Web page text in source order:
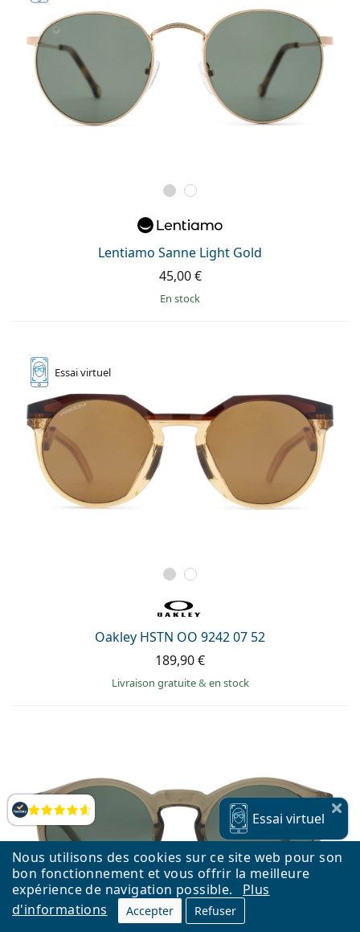
Nous utilisons des cookies sur ce site web pour son
bon fonctionnement et vous offrir la meilleure
expérience de navigation possible.
Plus
d'informations
Accepter Refuser
Évaluation
Lentiamo Sanne Light Gold
45,00 €
en stock
Essaivirtuel
Oakley HSTN OO 9242 07 52
189,90 €
Livraison gratuite& en stock
Essai virtuel